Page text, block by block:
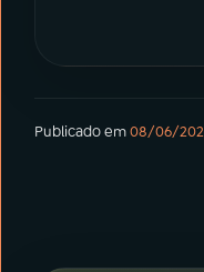
Publicado em08/06/